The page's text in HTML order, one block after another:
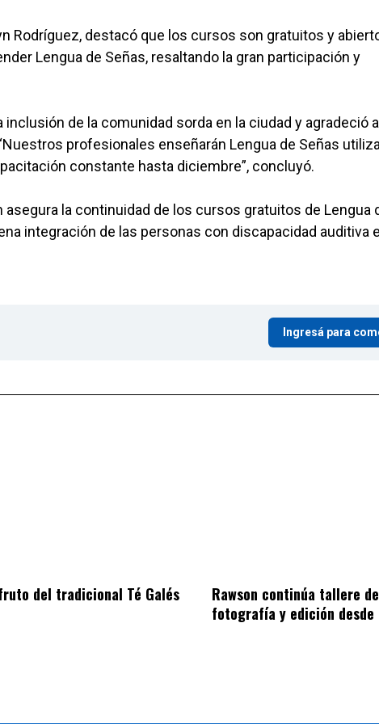
Rodríguez, destacó que los cursos son gratuitos y
Lengua de Señas, resaltando la gran participación y
de la comunidad sorda en la ciudad y agradeció
profesionales enseñarán Lengua de Señas
constante hasta diciembre”, concluyó.
la continuidad de los cursos gratuitos de Lengua
integración de las personas con discapacidad auditiva
Ingresá para
del tradicional Té Galés
Rawson continúa tallere de
fotografía y edición